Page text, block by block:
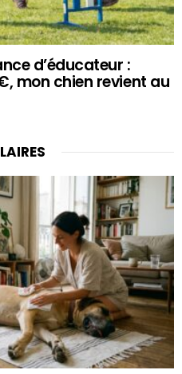
d’éducateur :
mon chien revient au